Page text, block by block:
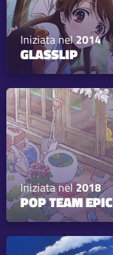
Iniziata nel2014
GLASSLIP
Iniziata nel2018
POP TEAM EPIC